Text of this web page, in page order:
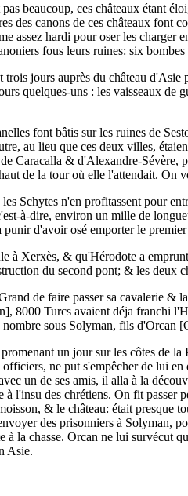
beaucoup, ces châteaux étant
des canons de ces châteaux
hardi pour oser les charger
fous leurs ruines: six
jours auprès du château
quelques-uns : les vaisseaux
font bâtis sur les ruines de
au lieu que ces deux villes,
Caracalla & d'Alexandre-
de la tour où elle l'attendait.
Schytes n'en profitassent pour
à-dire, environ un mille de
d'avoir osé emporter le
à Xerxès, & qu'Hérodote a
du second pont; & les
de faire passer sa cavalerie &
8000 Turcs avaient déja franchi
sous Solyman, fils d'Orcan
un jour sur les côtes de
ne put s'empêcher de lui
un de ses amis, il alla à la
l'insu des chrétiens. On fit
& le château: était
des prisonniers à
à la chasse. Orcan ne lui
Asie.